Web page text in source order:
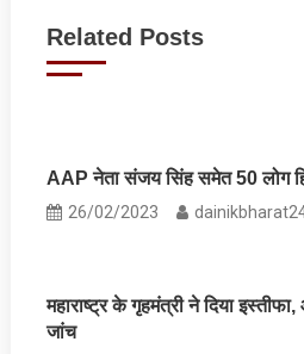
Related Posts
AAP नेता संजय सिंह समेत 50 लोग
26/02/2023
महाराष्ट्र के गृहमंत्री ने दिया
जांच